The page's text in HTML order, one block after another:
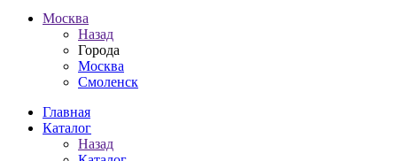
Москва
Назад
Города
Москва
Смоленск
Главная
Каталог
Назад